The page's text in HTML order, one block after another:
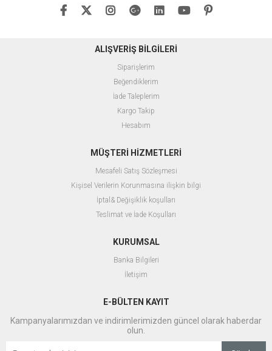
ALIŞVERİŞ BİLGİLERİ
Siparişlerim
Beğendiklerim
İade Taleplerim
Kargo Takip
Hesabım
MÜŞTERİ HİZMETLERİ
Mesafeli Satış Sözleşmesi
Kişisel Verilerin Korunmasına ilişkin bilgi
İptal& Değişiklik koşulları
Teslimat ve İade Koşulları
KURUMSAL
Banka Bilgileri
İletişim
E-BÜLTEN KAYIT
Kampanyalarımızdan ve indirimlerimizden güncel olarak haberdar
olun.